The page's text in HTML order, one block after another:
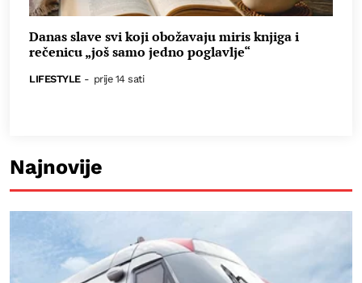
Danas slave svi koji obožavaju miris knjiga i
rečenicu „još samo jedno poglavlje“
LIFESTYLE - prije 14 sati
Najnovije